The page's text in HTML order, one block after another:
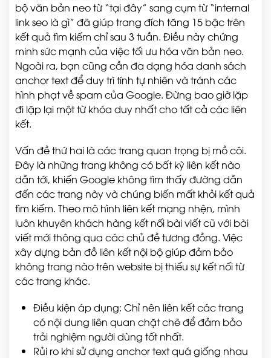
bộ văn bản neo từ “tại đây” sang cụm từ “internal
link seo là gì” đã giúp trang đích tăng 15 bậc trên
kết quả tìm kiếm chỉ sau 3 tuần. Điều này chứng
minh sức mạnh của việc tối ưu hóa văn bản neo.
Ngoài ra, bạn cũng cần đa dạng hóa danh sách
anchor text để duy trì tính tự nhiên và tránh các
hình phạt về spam của Google. Đừng bao giờ lặp
đi lặp lại một từ khóa duy nhất cho tất cả các liên
kết.
Vấn đề thứ hai là các trang quan trọng bị mồ côi.
Đây là những trang không có bất kỳ liên kết nào
dẫn tới, khiến Google không tìm thấy đường dẫn
đến các trang này và chúng biến mất khỏi kết quả
tìm kiếm. Theo mô hình liên kết mạng nhện, mình
luôn khuyên khách hàng kết nối bài viết cũ với bài
viết mới thông qua các chủ đề tương đồng. Việc
xây dựng bản đồ liên kết nội bộ giúp đảm bảo
không trang nào trên website bị thiếu sự kết nối từ
các trang khác.
Điều kiện áp dụng: Chỉ nên liên kết các trang
có nội dung liên quan chặt chẽ để đảm bảo
trải nghiệm người dùng tốt nhất.
Rủi ro khi sử dụng anchor text quá giống nhau